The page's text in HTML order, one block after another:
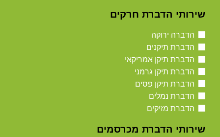
שירותי הדברת חרקים
הדברה ירוקה
הדברת תיקנים
הדברת תיקן אמריקאי
הדברת תיקן גרמני
הדברת תיקן פסים
הדברת נמלים
הדברת מזיקים
שירותי הדברת מכרסמים